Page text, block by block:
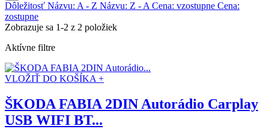
Dôležitosť Názvu: A - Z Názvu: Z - ACena: vzostupne Cena:
zostupne
Zobrazuje sa 1-2 z 2 položiek
Aktívne filtre
VLOŽIŤ DO KOŠÍKA +
ŠKODA FABIA 2DIN Autorádio Carplay
USB WIFI BT...